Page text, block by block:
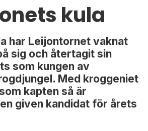
kula
har Leijontornet vaknat
sig och återtagit sin
som kungen av
Med kroggeniet
kapten så är
given kandidat för årets